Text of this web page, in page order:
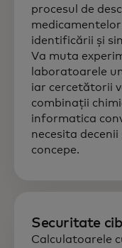
procesul de
identificării și
Va muta
laboratoarele
iar cercetătorii
combinații
informatica
necesita
concepe.
Securitate
Calculatoarele